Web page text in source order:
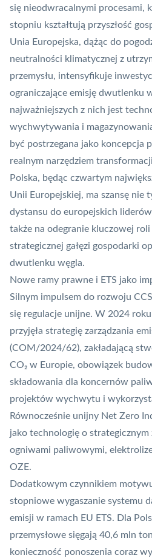
się nieodwracalnymi procesami,
stopniu kształtują przyszłość
Unia Europejska, dążąc do
neutralności klimatycznej z
przemysłu, intensyfikuje
ograniczające emisję dwutlenku
najważniejszych z nich jest
wychwytywania i
być postrzegana jako koncepcja
realnym narzędziem
Polska, będąc czwartym
Unii Europejskiej, ma szansę nie
dystansu do europejskich
także na odegranie kluczowej
strategicznej gałęzi gospodarki
dwutlenku węgla.
Nowe ramy prawne i ETS jako
Silnym impulsem do rozwoju
się regulacje unijne. W 2024
przyjęła strategię zarządzania
(COM/2024/62), zakładającą
CO₂ w Europie, obowiązek
składowania dla koncernów
projektów wychwytu i
Równocześnie unijny Net Zero
jako technologię o
ogniwami paliwowymi,
OZE.
Dodatkowym czynnikiem
stopniowe wygaszanie systemu
emisji w ramach EU ETS. Dla
przemysłowe sięgają 40,6 mln
konieczność ponoszenia coraz